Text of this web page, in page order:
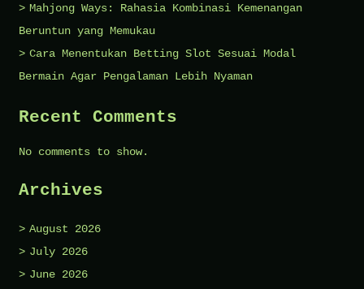
Mahjong Ways: Rahasia Kombinasi Kemenangan
Beruntun yang Memukau
Cara Menentukan Betting Slot Sesuai Modal
Bermain Agar Pengalaman Lebih Nyaman
Recent Comments
No comments to show.
Archives
August 2026
July 2026
June 2026